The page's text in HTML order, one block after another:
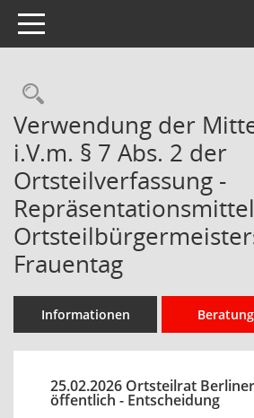
Toggle navigation
Rechercheauswahl
Verwendung der
i.V.m. § 7 Abs. 2 der
Ortsteilverfassung -
Frauentag
Informationen
25.02.2026 Ortsteilrat Berliner
öffentlich - Entscheidung